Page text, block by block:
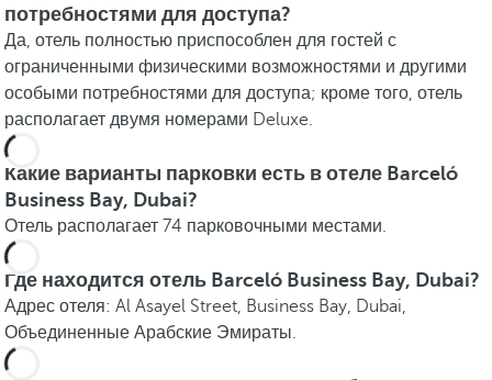
потребностями для доступа?
Да, отель полностью приспособлен для гостей с
ограниченными физическими возможностями и другими
особыми потребностями для доступа; кроме того, отель
располагает двумя номерами Deluxe.
Какие варианты парковки есть в отеле Barceló
Business Bay, Dubai?
Отель располагает 74 парковочными местами.
Где находится отель Barceló Business Bay, Dubai?
Адрес отеля: Al Asayel Street, Business Bay, Dubai,
Объединенные Арабские Эмираты.